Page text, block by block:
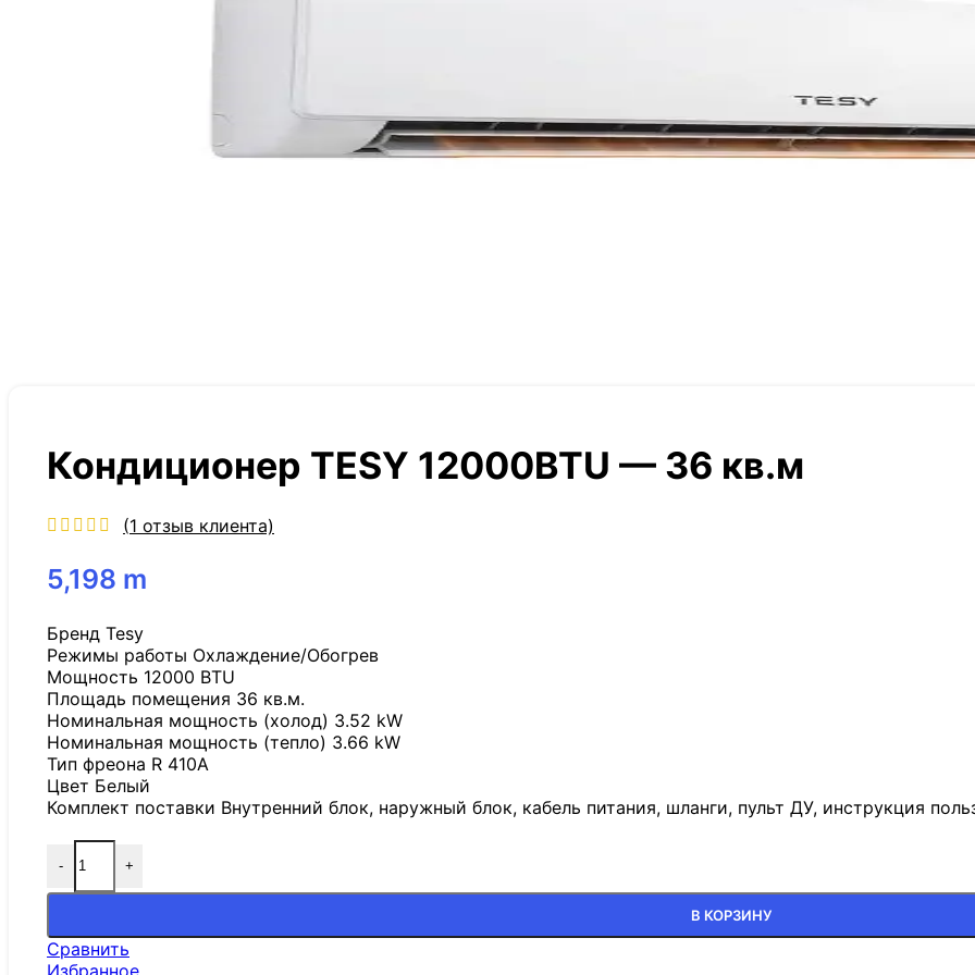
Кондиционер TESY 12000BTU — 36 кв.м
(1 отзыв клиента)
5,198 m
Бренд Tesy
Режимы работы Охлаждение/Обогрев
Мощность 12000 BTU
Площадь помещения 36 кв.м.
Номинальная мощность (холод) 3.52 kW
Номинальная мощность (тепло) 3.66 kW
Тип фреона R 410A
Цвет Белый
Комплект поставки Внутренний блок, наружный блок, кабель питания, шланги, пульт ДУ, инструкция
- +
В КОРЗИНУ
Сравнить
Избранное